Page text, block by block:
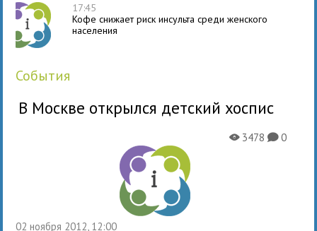
17:45
Кофе снижает риск инсульта среди женского
населения
события
В Москве открылся детский хоспис
02 ноября 2012, 12:00
X3478K0